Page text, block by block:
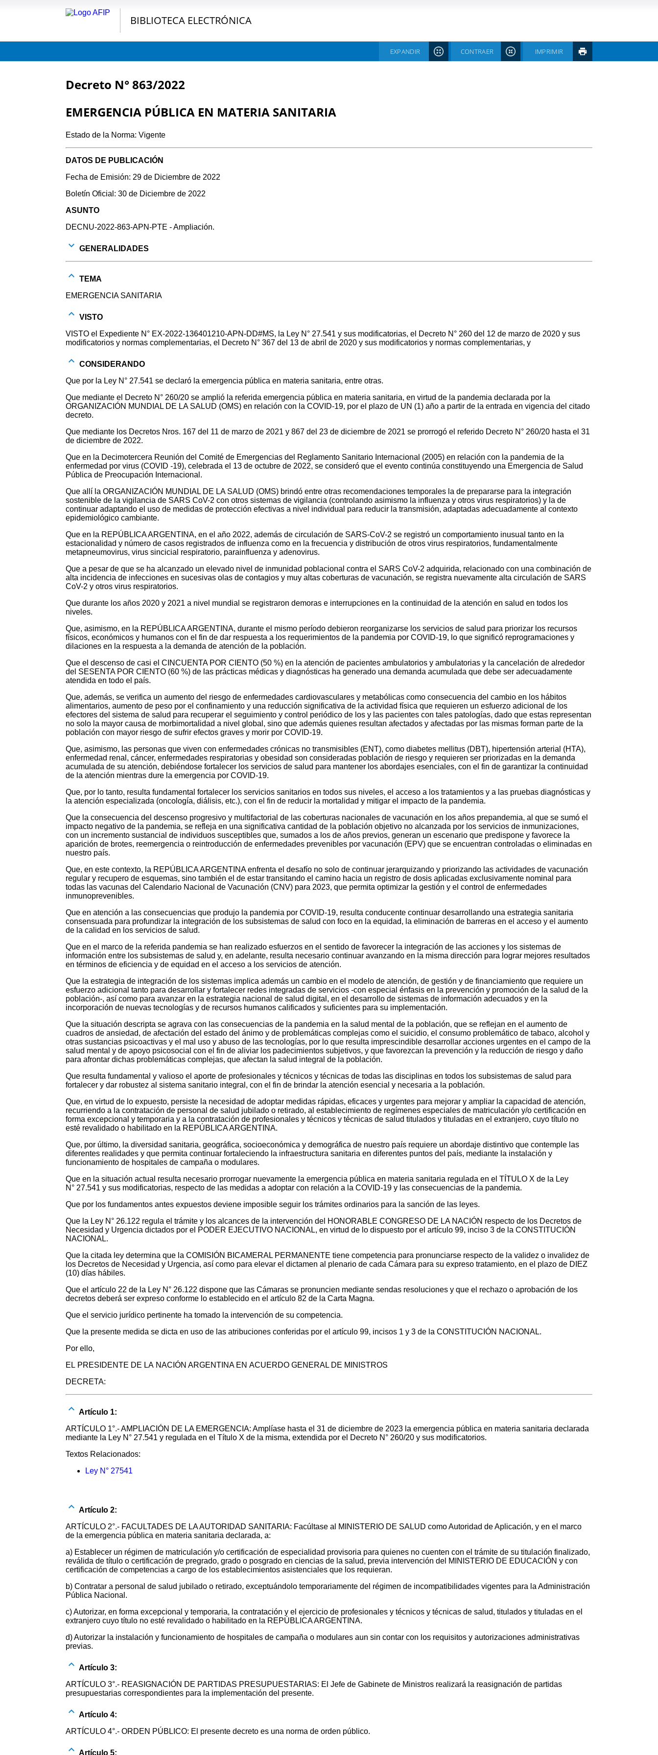
BIBLIOTECA ELECTRÓNICA
IMPRIMIR
CONTRAER
EXPANDIR
Decreto N° 863/2022
EMERGENCIA PÚBLICA EN MATERIA SANITARIA
Estado de la Norma: Vigente
DATOS DE PUBLICACIÓN
Fecha de Emisión: 29 de Diciembre de 2022
Boletín Oficial: 30 de Diciembre de 2022
ASUNTO
DECNU-2022-863-APN-PTE - Ampliación.
GENERALIDADES
TEMA
EMERGENCIA SANITARIA
VISTO
VISTO el Expediente N° EX-2022-136401210-APN-DD#MS, la Ley N° 27.541 y sus modificatorias, el Decreto N° 260 del 12 de marzo de 2020 y sus
modificatorios y normas complementarias, el Decreto N° 367 del 13 de abril de 2020 y sus modificatorios y normas complementarias, y
CONSIDERANDO
Que por la Ley N° 27.541 se declaró la emergencia pública en materia sanitaria, entre otras.
Que mediante el Decreto N° 260/20 se amplió la referida emergencia pública en materia sanitaria, en virtud de la pandemia declarada por la
ORGANIZACIÓN MUNDIAL DE LA SALUD (OMS) en relación con la COVID-19, por el plazo de UN (1) año a partir de la entrada en vigencia del citado
decreto.
Que mediante los Decretos Nros. 167 del 11 de marzo de 2021 y 867 del 23 de diciembre de 2021 se prorrogó el referido Decreto N° 260/20 hasta el 31
de diciembre de 2022.
Que en la Decimotercera Reunión del Comité de Emergencias del Reglamento Sanitario Internacional (2005) en relación con la pandemia de la
enfermedad por virus (COVID -19), celebrada el 13 de octubre de 2022, se consideró que el evento continúa constituyendo una Emergencia de Salud
Pública de Preocupación Internacional.
Que allí la ORGANIZACIÓN MUNDIAL DE LA SALUD (OMS) brindó entre otras recomendaciones temporales la de prepararse para la integración
sostenible de la vigilancia de SARS CoV-2 con otros sistemas de vigilancia (controlando asimismo la influenza y otros virus respiratorios) y la de
continuar adaptando el uso de medidas de protección efectivas a nivel individual para reducir la transmisión, adaptadas adecuadamente al contexto
epidemiológico cambiante.
Que en la REPÚBLICA ARGENTINA, en el año 2022, además de circulación de SARS-CoV-2 se registró un comportamiento inusual tanto en la
estacionalidad y número de casos registrados de influenza como en la frecuencia y distribución de otros virus respiratorios, fundamentalmente
metapneumovirus, virus sincicial respiratorio, parainfluenza y adenovirus.
Que a pesar de que se ha alcanzado un elevado nivel de inmunidad poblacional contra el SARS CoV-2 adquirida, relacionado con una combinación de
alta incidencia de infecciones en sucesivas olas de contagios y muy altas coberturas de vacunación, se registra nuevamente alta circulación de SARS
CoV-2 y otros virus respiratorios.
Que durante los años 2020 y 2021 a nivel mundial se registraron demoras e interrupciones en la continuidad de la atención en salud en todos los
niveles.
Que, asimismo, en la REPÚBLICA ARGENTINA, durante el mismo período debieron reorganizarse los servicios de salud para priorizar los recursos
físicos, económicos y humanos con el fin de dar respuesta a los requerimientos de la pandemia por COVID-19, lo que significó reprogramaciones y
dilaciones en la respuesta a la demanda de atención de la población.
Que el descenso de casi el CINCUENTA POR CIENTO (50 %) en la atención de pacientes ambulatorios y ambulatorias y la cancelación de alrededor
del SESENTA POR CIENTO (60 %) de las prácticas médicas y diagnósticas ha generado una demanda acumulada que debe ser adecuadamente
atendida en todo el país.
Que, además, se verifica un aumento del riesgo de enfermedades cardiovasculares y metabólicas como consecuencia del cambio en los hábitos
alimentarios, aumento de peso por el confinamiento y una reducción significativa de la actividad física que requieren un esfuerzo adicional de los
efectores del sistema de salud para recuperar el seguimiento y control periódico de los y las pacientes con tales patologías, dado que estas representan
no solo la mayor causa de morbimortalidad a nivel global, sino que además quienes resultan afectados y afectadas por las mismas forman parte de la
población con mayor riesgo de sufrir efectos graves y morir por COVID-19.
Que, asimismo, las personas que viven con enfermedades crónicas no transmisibles (ENT), como diabetes mellitus (DBT), hipertensión arterial (HTA),
enfermedad renal, cáncer, enfermedades respiratorias y obesidad son consideradas población de riesgo y requieren ser priorizadas en la demanda
acumulada de su atención, debiéndose fortalecer los servicios de salud para mantener los abordajes esenciales, con el fin de garantizar la continuidad
de la atención mientras dure la emergencia por COVID-19.
Que, por lo tanto, resulta fundamental fortalecer los servicios sanitarios en todos sus niveles, el acceso a los tratamientos y a las pruebas diagnósticas y
la atención especializada (oncología, diálisis, etc.), con el fin de reducir la mortalidad y mitigar el impacto de la pandemia.
Que la consecuencia del descenso progresivo y multifactorial de las coberturas nacionales de vacunación en los años prepandemia, al que se sumó el
impacto negativo de la pandemia, se refleja en una significativa cantidad de la población objetivo no alcanzada por los servicios de inmunizaciones,
con un incremento sustancial de individuos susceptibles que, sumados a los de años previos, generan un escenario que predispone y favorece la
aparición de brotes, reemergencia o reintroducción de enfermedades prevenibles por vacunación (EPV) que se encuentran controladas o eliminadas en
nuestro país.
Que, en este contexto, la REPÚBLICA ARGENTINA enfrenta el desafío no solo de continuar jerarquizando y priorizando las actividades de vacunación
regular y recupero de esquemas, sino también el de estar transitando el camino hacia un registro de dosis aplicadas exclusivamente nominal para
todas las vacunas del Calendario Nacional de Vacunación (CNV) para 2023, que permita optimizar la gestión y el control de enfermedades
inmunoprevenibles.
Que en atención a las consecuencias que produjo la pandemia por COVID-19, resulta conducente continuar desarrollando una estrategia sanitaria
consensuada para profundizar la integración de los subsistemas de salud con foco en la equidad, la eliminación de barreras en el acceso y el aumento
de la calidad en los servicios de salud.
Que en el marco de la referida pandemia se han realizado esfuerzos en el sentido de favorecer la integración de las acciones y los sistemas de
información entre los subsistemas de salud y, en adelante, resulta necesario continuar avanzando en la misma dirección para lograr mejores resultados
en términos de eficiencia y de equidad en el acceso a los servicios de atención.
Que la estrategia de integración de los sistemas implica además un cambio en el modelo de atención, de gestión y de financiamiento que requiere un
esfuerzo adicional tanto para desarrollar y fortalecer redes integradas de servicios -con especial énfasis en la prevención y promoción de la salud de la
población-, así como para avanzar en la estrategia nacional de salud digital, en el desarrollo de sistemas de información adecuados y en la
incorporación de nuevas tecnologías y de recursos humanos calificados y suficientes para su implementación.
Que la situación descripta se agrava con las consecuencias de la pandemia en la salud mental de la población, que se reflejan en el aumento de
cuadros de ansiedad, de afectación del estado del ánimo y de problemáticas complejas como el suicidio, el consumo problemático de tabaco, alcohol y
otras sustancias psicoactivas y el mal uso y abuso de las tecnologías, por lo que resulta imprescindible desarrollar acciones urgentes en el campo de la
salud mental y de apoyo psicosocial con el fin de aliviar los padecimientos subjetivos, y que favorezcan la prevención y la reducción de riesgo y daño
para afrontar dichas problemáticas complejas, que afectan la salud integral de la población.
Que resulta fundamental y valioso el aporte de profesionales y técnicos y técnicas de todas las disciplinas en todos los subsistemas de salud para
fortalecer y dar robustez al sistema sanitario integral, con el fin de brindar la atención esencial y necesaria a la población.
Que, en virtud de lo expuesto, persiste la necesidad de adoptar medidas rápidas, eficaces y urgentes para mejorar y ampliar la capacidad de atención,
recurriendo a la contratación de personal de salud jubilado o retirado, al establecimiento de regímenes especiales de matriculación y/o certificación en
forma excepcional y temporaria y a la contratación de profesionales y técnicos y técnicas de salud titulados y tituladas en el extranjero, cuyo título no
esté revalidado o habilitado en la REPÚBLICA ARGENTINA.
Que, por último, la diversidad sanitaria, geográfica, socioeconómica y demográfica de nuestro país requiere un abordaje distintivo que contemple las
diferentes realidades y que permita continuar fortaleciendo la infraestructura sanitaria en diferentes puntos del país, mediante la instalación y
funcionamiento de hospitales de campaña o modulares.
Que en la situación actual resulta necesario prorrogar nuevamente la emergencia pública en materia sanitaria regulada en el TÍTULO X de la Ley
N° 27.541 y sus modificatorias, respecto de las medidas a adoptar con relación a la COVID-19 y las consecuencias de la pandemia.
Que por los fundamentos antes expuestos deviene imposible seguir los trámites ordinarios para la sanción de las leyes.
Que la Ley N° 26.122 regula el trámite y los alcances de la intervención del HONORABLE CONGRESO DE LA NACIÓN respecto de los Decretos de
Necesidad y Urgencia dictados por el PODER EJECUTIVO NACIONAL, en virtud de lo dispuesto por el artículo 99, inciso 3 de la CONSTITUCIÓN
NACIONAL.
Que la citada ley determina que la COMISIÓN BICAMERAL PERMANENTE tiene competencia para pronunciarse respecto de la validez o invalidez de
los Decretos de Necesidad y Urgencia, así como para elevar el dictamen al plenario de cada Cámara para su expreso tratamiento, en el plazo de DIEZ
(10) días hábiles.
Que el artículo 22 de la Ley N° 26.122 dispone que las Cámaras se pronuncien mediante sendas resoluciones y que el rechazo o aprobación de los
decretos deberá ser expreso conforme lo establecido en el artículo 82 de la Carta Magna.
Que el servicio jurídico pertinente ha tomado la intervención de su competencia.
Que la presente medida se dicta en uso de las atribuciones conferidas por el artículo 99, incisos 1 y 3 de la CONSTITUCIÓN NACIONAL.
Por ello,
EL PRESIDENTE DE LA NACIÓN ARGENTINA EN ACUERDO GENERAL DE MINISTROS
DECRETA:
Artículo 1:
ARTÍCULO 1°.- AMPLIACIÓN DE LA EMERGENCIA: Amplíase hasta el 31 de diciembre de 2023 la emergencia pública en materia sanitaria declarada
mediante la Ley N° 27.541 y regulada en el Título X de la misma, extendida por el Decreto N° 260/20 y sus modificatorios.
Textos Relacionados:
Ley N° 27541
Artículo 2:
ARTÍCULO 2°.- FACULTADES DE LA AUTORIDAD SANITARIA: Facúltase al MINISTERIO DE SALUD como Autoridad de Aplicación, y en el marco
de la emergencia pública en materia sanitaria declarada, a:
a) Establecer un régimen de matriculación y/o certificación de especialidad provisoria para quienes no cuenten con el trámite de su titulación finalizado,
reválida de título o certificación de pregrado, grado o posgrado en ciencias de la salud, previa intervención del MINISTERIO DE EDUCACIÓN y con
certificación de competencias a cargo de los establecimientos asistenciales que los requieran.
b) Contratar a personal de salud jubilado o retirado, exceptuándolo temporariamente del régimen de incompatibilidades vigentes para la Administración
Pública Nacional.
c) Autorizar, en forma excepcional y temporaria, la contratación y el ejercicio de profesionales y técnicos y técnicas de salud, titulados y tituladas en el
extranjero cuyo título no esté revalidado o habilitado en la REPÚBLICA ARGENTINA.
d) Autorizar la instalación y funcionamiento de hospitales de campaña o modulares aun sin contar con los requisitos y autorizaciones administrativas
previas.
Artículo 3:
ARTÍCULO 3°.- REASIGNACIÓN DE PARTIDAS PRESUPUESTARIAS: El Jefe de Gabinete de Ministros realizará la reasignación de partidas
presupuestarias correspondientes para la implementación del presente.
Artículo 4:
ARTÍCULO 4°.- ORDEN PÚBLICO: El presente decreto es una norma de orden público.
Artículo 5: